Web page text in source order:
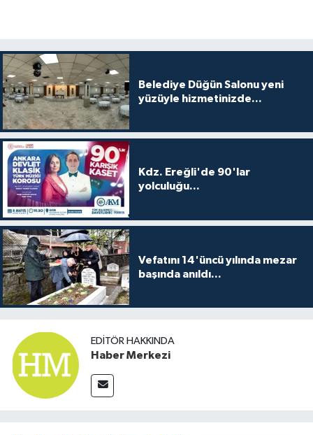
Belediye Düğün Salonu yeni
yüzüyle hizmetinizde...
Kdz. Ereğli'de 90'lar
yolculuğu...
Vefatını 14'üncü yılında mezar
başında anıldı...
EDITÖR HAKKINDA
Haber Merkezi